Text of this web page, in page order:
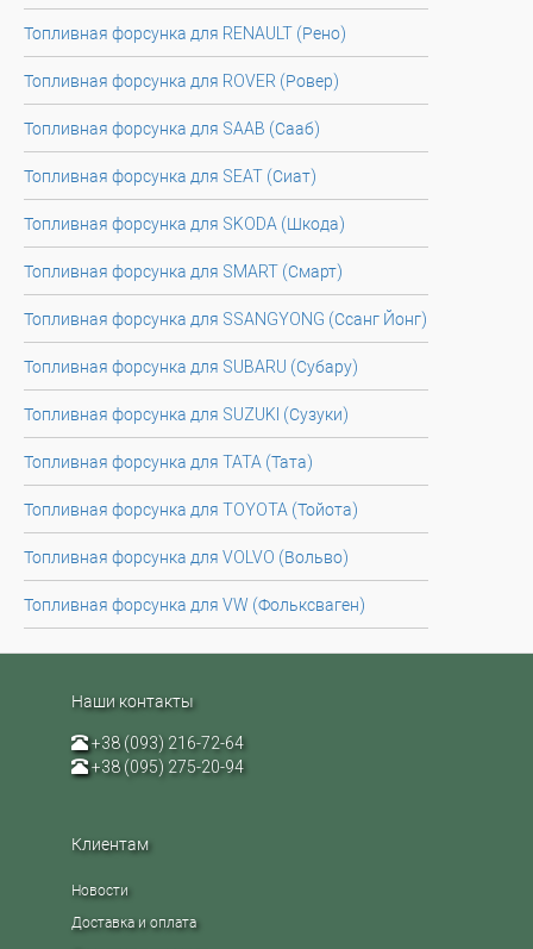
Топливная форсунка для RENAULT (Рено)
Топливная форсунка для ROVER (Ровер)
Топливная форсунка для SAAB (Сааб)
Топливная форсунка для SEAT (Сиат)
Топливная форсунка для SKODA (Шкода)
Топливная форсунка для SMART (Смарт)
Топливная форсунка для SSANGYONG (Ссанг Йонг)
Топливная форсунка для SUBARU (Субару)
Топливная форсунка для SUZUKI (Сузуки)
Топливная форсунка для TATA (Тата)
Топливная форсунка для TOYOTA (Тойота)
Топливная форсунка для VOLVO (Вольво)
Топливная форсунка для VW (Фольксваген)
Наши контакты
+38 (093) 216-72-64
+38 (095) 275-20-94
Клиентам
Новости
Доставка и оплата